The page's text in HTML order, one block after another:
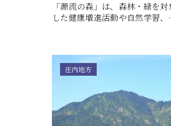
「源流の森」は、森林・緑を対
した健康増進活動や自然学習、
庄内地方